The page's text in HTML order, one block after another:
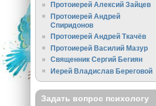
Протоиерей Алексий Зайцев
Протоиерей Андрей
Спиридонов
Протоиерей Андрей Ткачёв
Протоиерей Василий Мазур
Священник Сергий Бегиян
Иерей Владислав Береговой
Задать вопрос психологу